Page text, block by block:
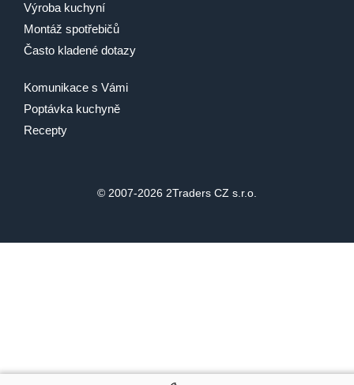
Výroba kuchyní
Montáž spotřebičů
Často kladené dotazy
Komunikace s Vámi
Poptávka kuchyně
Recepty
© 2007-2026 2Traders CZ s.r.o.